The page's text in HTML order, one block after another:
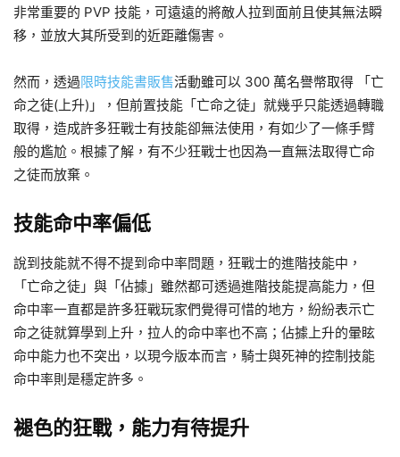
非常重要的 PVP 技能，可遠遠的將敵人拉到面前且使其無法瞬
移，並放大其所受到的近距離傷害。
然而，透過限時技能書販售活動雖可以 300 萬名譽幣取得 「亡
命之徒(上升)」，但前置技能「亡命之徒」就幾乎只能透過轉職
取得，造成許多狂戰士有技能卻無法使用，有如少了一條手臂
般的尷尬。根據了解，有不少狂戰士也因為一直無法取得亡命
之徒而放棄。
技能命中率偏低
說到技能就不得不提到命中率問題，狂戰士的進階技能中，
「亡命之徒」與「佔據」雖然都可透過進階技能提高能力，但
命中率一直都是許多狂戰玩家們覺得可惜的地方，紛紛表示亡
命之徒就算學到上升，拉人的命中率也不高；佔據上升的暈眩
命中能力也不突出，以現今版本而言，騎士與死神的控制技能
命中率則是穩定許多。
褪色的狂戰，能力有待提升